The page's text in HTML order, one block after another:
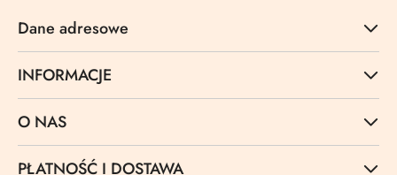
Dane adresowe
INFORMACJE
O NAS
PŁATNOŚĆ I DOSTAWA